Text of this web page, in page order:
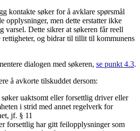
kontakte søker for å avklare spørsmål
opplysninger, men dette erstatter ikke
varsel. Dette sikrer at søkeren får reell
rettigheter, og bidrar til tillit til kommunens
dialogen med søkeren, se punkt 4.3.
å avkorte tilskuddet dersom:
søker uaktsomt eller forsettlig driver eller
i strid med annet regelverk for
jf. § 11
forsettlig har gitt feilopplysninger som